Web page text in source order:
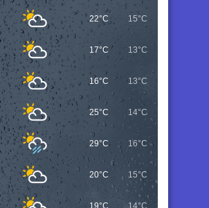
22°C 15°C
17°C 13°C
16°C 13°C
25°C 14°C
29°C 16°C
20°C 15°C
19°C 14°C